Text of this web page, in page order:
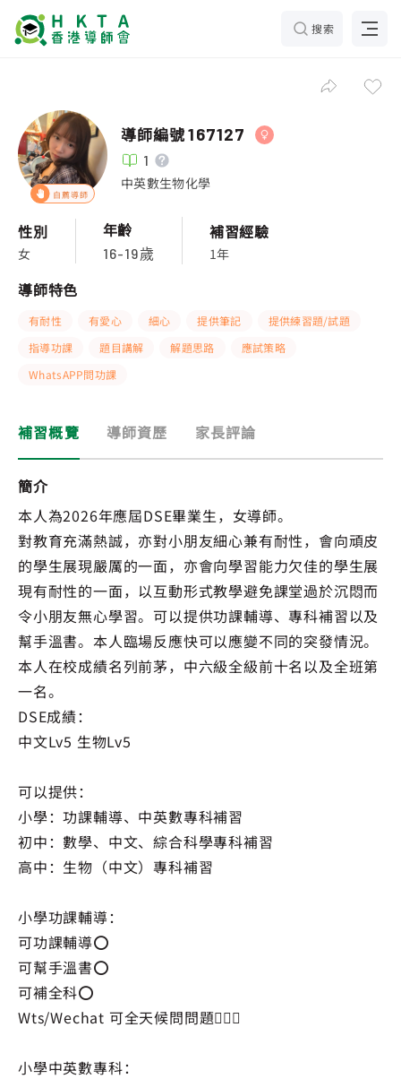
搜索
自薦導師
導師編號167127
1
中英數生物化學
性別
女
年齡
16-19歲
補習經驗
1年
導師特色
有耐性 有愛心 細心 提供筆記
提供練習題/試題
指導功課
題目講解 解題思路
應試策略
WhatsAPP問功課
補習概覽 導師資歷 家長評論
簡介
本人為2026年應屆DSE畢業生，女導師。
對教育充滿熱誠，亦對小朋友細心兼有耐性，會向頑皮
的學生展現嚴厲的一面，亦會向學習能力欠佳的學生展
現有耐性的一面，以互動形式教學避免課堂過於沉悶而
令小朋友無心學習。可以提供功課輔導、專科補習以及
幫手溫書。本人臨場反應快可以應變不同的突發情況。
本人在校成績名列前茅，中六級全級前十名以及全班第
一名。
DSE成績：
中文Lv5 生物Lv5
可以提供：
小學：功課輔導、中英數專科補習
初中：數學、中文、綜合科學專科補習
高中：生物（中文）專科補習
小學功課輔導：
可功課輔導⭕️
可幫手溫書⭕️
可補全科⭕️
Wts/Wechat 可全天候問問題🙆🏻‍♀️
小學中英數專科：